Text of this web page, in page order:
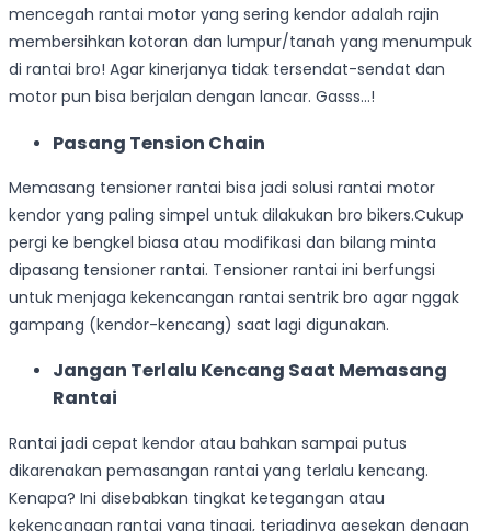
mencegah rantai motor yang sering kendor adalah rajin
membersihkan kotoran dan lumpur/tanah yang menumpuk
di rantai bro! Agar kinerjanya tidak tersendat-sendat dan
motor pun bisa berjalan dengan lancar. Gasss…!
Pasang Tension Chain
Memasang tensioner rantai bisa jadi solusi rantai motor
kendor yang paling simpel untuk dilakukan bro bikers.Cukup
pergi ke bengkel biasa atau modifikasi dan bilang minta
dipasang tensioner rantai. Tensioner rantai ini berfungsi
untuk menjaga kekencangan rantai sentrik bro agar nggak
gampang (kendor-kencang) saat lagi digunakan.
Jangan Terlalu Kencang Saat Memasang
Rantai
Rantai jadi cepat kendor atau bahkan sampai putus
dikarenakan pemasangan rantai yang terlalu kencang.
Kenapa? Ini disebabkan tingkat ketegangan atau
kekencangan rantai yang tinggi, terjadinya gesekan dengan